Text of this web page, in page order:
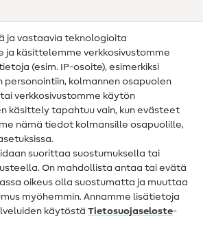
ja vastaavia teknologioita
ja käsittelemme verkkosivustomme
(esim. IP-osoite), esimerkiksi
personointiin, kolmannen osapuolen
verkkosivustomme käytön
käsittely tapahtuu vain, kun evästeet
nämä tiedot kolmansille osapuolille,
suorittaa suostumuksella tai
On mahdollista antaa tai evätä
oikeus olla suostumatta ja muuttaa
myöhemmin. Annamme lisätietoja
käytöstä Tietosuojaseloste-